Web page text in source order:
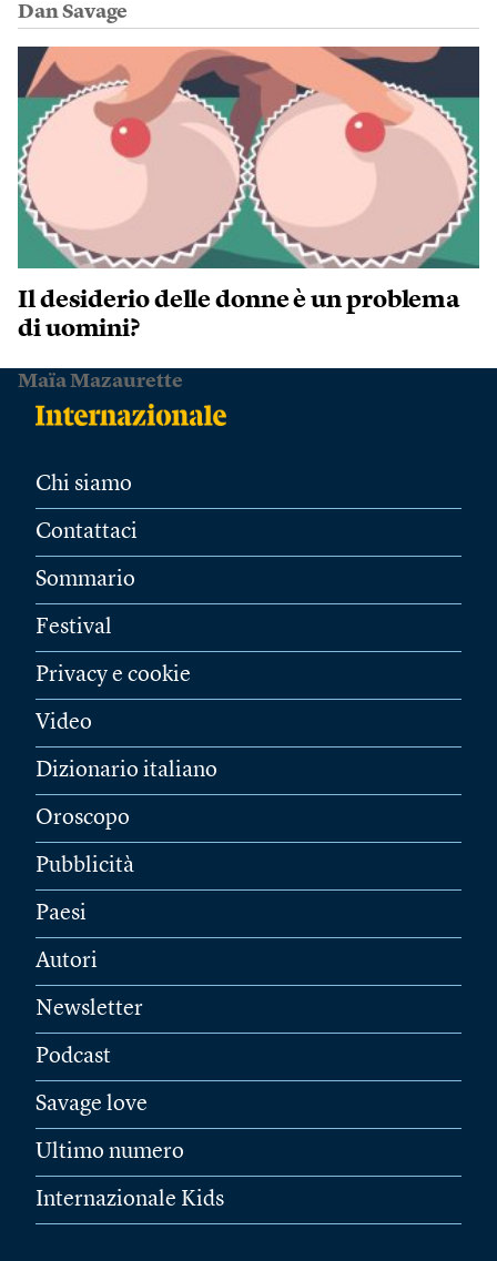
Dan Savage
Il desiderio delle donne è un problema
di uomini?
Maïa Mazaurette
Chi siamo
Contattaci
Sommario
Festival
Privacy e cookie
Video
Dizionario italiano
Oroscopo
Pubblicità
Paesi
Autori
Newsletter
Podcast
Savage love
Ultimo numero
Internazionale Kids